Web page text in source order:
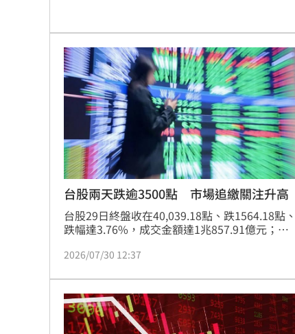
理想混蛋號召粉絲跨海追星吃美食！
級成分股，股價雖同樣下跌，但基本面前景亮麗
下，投資價值反而浮現，建議投資人第三季可掌
握台股先蹲布局良機，以利捕捉第四季後跳行
情。
台股兩天跌逾3500點 市場追繳關注升高
台股29日終盤收在40,039.18點、跌1564.18點、
跌幅達3.76%，成交金額達1兆857.91億元；台
3.51%。昨日下跌2030點，二天來跌逾3500點，
股基本面及資金動能維持穩健」，建議投資人宜
回歸基本面審慎評估。
2026/07/30 12:37